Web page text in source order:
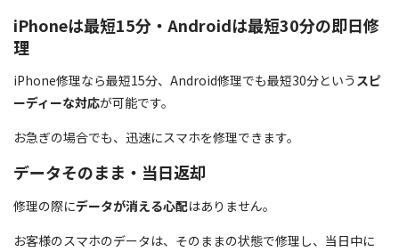
iPhoneは最短15分・Androidは最短30分の即日修
理
iPhone修理なら最短15分、Android修理でも最短30分というスピ
ーディーな対応が可能です。
お急ぎの場合でも、迅速にスマホを修理できます。
データそのまま・当日返却
修理の際にデータが消える心配はありません。
お客様のスマホのデータは、そのままの状態で修理し、当日中に